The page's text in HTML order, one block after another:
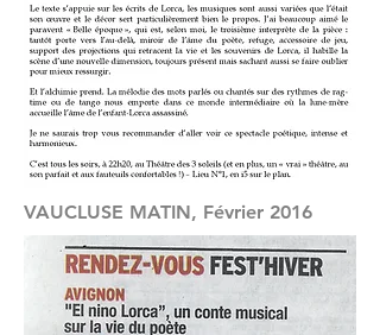
VAUCLUSE MATIN, Février 2016